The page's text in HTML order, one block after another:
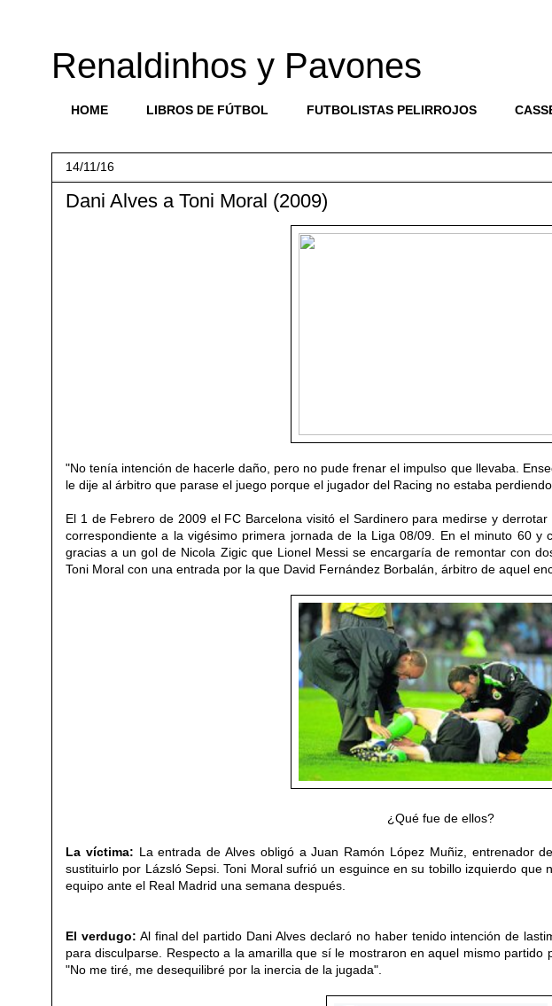
Renaldinhos y Pavones
HOME LIBROS DE FÚTBOL FUTBOLISTAS PELIRROJOS
14/11/16
Dani Alves a Toni Moral (2009)
"No tenía intención de hacerle daño, pero no pude frenar el impulso que llevaba.
le dije al árbitro que parase el juego porque el jugador del Racing no estaba
El 1 de Febrero de 2009 el FC Barcelona visitó el Sardinero para medirse y
correspondiente a la vigésimo primera jornada de la Liga 08/09. En el minuto 60 y
gracias a un gol de Nicola Zigic que Lionel Messi se encargaría de remontar con
Toni Moral con una entrada por la que David Fernández Borbalán, árbitro de aquel
¿Qué fue de ellos?
La víctima: La entrada de Alves obligó a Juan Ramón López Muñiz, entrenador
sustituirlo por Lázsló Sepsi. Toni Moral sufrió un esguince en su tobillo izquierdo que
equipo ante el Real Madrid una semana después.
El verdugo: Al final del partido Dani Alves declaró no haber tenido intención de
para disculparse. Respecto a la amarilla que sí le mostraron en aquel mismo partido
"No me tiré, me desequilibré por la inercia de la jugada".